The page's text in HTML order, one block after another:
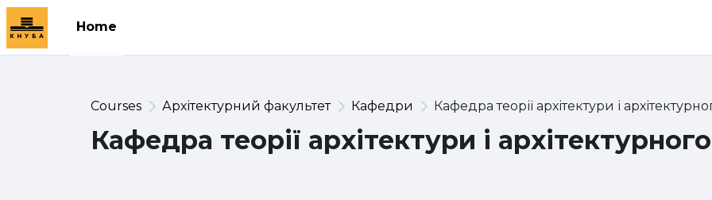
Skip to main content
Home
Courses Архітектурний факультет Кафедри Кафедра теорії архітектури і
Кафедра теорії архітектури і